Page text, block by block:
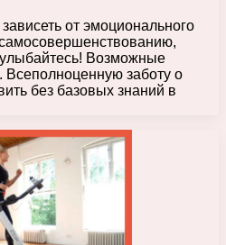
от эмоционального
Возможные
Всеполноценную заботу о
без базовых знаний в